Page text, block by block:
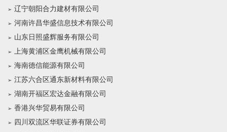
辽宁朝阳合力建材有限公司
河南许昌华盛信息技术有限公司
山东日照盛辉服务有限公司
上海黄浦区金鹰机械有限公司
海南德信能源有限公司
江苏六合区通东新材料有限公司
湖南开福区宏达金融有限公司
香港兴华贸易有限公司
四川双流区华联证券有限公司